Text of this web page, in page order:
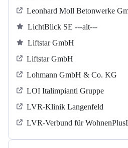
Leonhard Moll Betonwerke
LichtBlick SE ---alt---
Liftstar GmbH
Liftstar GmbH
Lohmann GmbH & Co. KG
LOI Italimpianti Gruppe
LVR-Klinik Langenfeld
LVR-Verbund für